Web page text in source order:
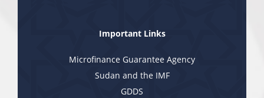
Important Links
Microfinance Guarantee Agency
Sudan and the IMF
GDDS